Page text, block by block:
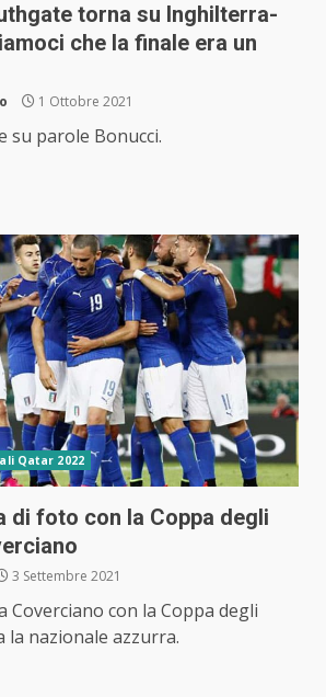
torna su Inghilterra-
che la finale era un
1 Ottobre 2021
su parole Bonucci.
Qatar 2022
di foto con la Coppa degli
3 Settembre 2021
Coverciano con la Coppa degli
nazionale azzurra.